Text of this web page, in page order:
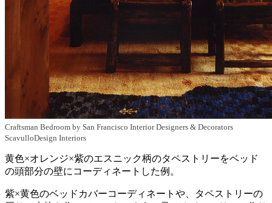
Craftsman Bedroom by San Francisco Interior Designers & Decorators
ScavulloDesign Interiors
黄色×オレンジ×紫のエスニック柄のタペストリーをベッド
の頭部分の壁にコーディネートした例。
紫×黄色のベッドカバーコーディネートや、タペストリーの